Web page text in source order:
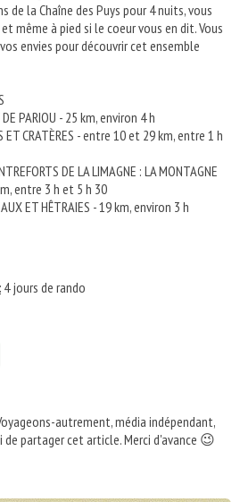
de la Chaîne des Puys pour 4 nuits, vous
même à pied si le coeur vous en dit. Vous
envies pour découvrir cet ensemble
DE PARIOU - 25 km, environ 4 h
ET CRATÈRES - entre 10 et 29 km, entre 1 h
DE LA LIMAGNE : LA MONTAGNE
entre 3 h et 5 h 30
ET HÊTRAIES - 19 km, environ 3 h
4 jours de rando
autrement, média indépendant,
de partager cet article. Merci d'avance 😉